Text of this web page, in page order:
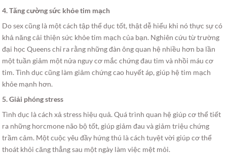
4. Tăng cường sức khỏe tim mạch
Do sex cũng là một cách tập thể dục tốt, thật dễ hiểu khi nó thực sự có
khả năng cải thiện sức khỏe tim mạch của bạn. Nghiên cứu từ trường
đại học Queens chỉ ra rằng những đàn ông quan hệ nhiều hơn ba lần
một tuần giảm một nửa nguy cơ mắc chứng đau tim và nhồi máu cơ
tim. Tình dục cũng làm giảm chứng cao huyết áp, giúp hệ tim mạch
khỏe mạnh hơn.
5. Giải phóng stress
Tình dục là cách xả stress hiệu quả. Quá trình quan hệ giúp cơ thể tiết
ra những horcmone não bộ tốt, giúp giảm đau và giảm triệu chứng
trầm cảm. Một cuộc yêu đầy hứng thú là cách tuyệt vời giúp cơ thể
thoát khỏi căng thẳng sau một ngày làm việc mệt mỏi.